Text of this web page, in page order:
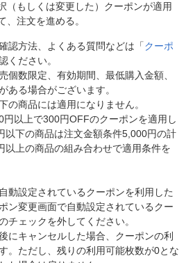
（もしくは変更した）クーポンが適用
、注文を進める。
認方法、よくある質問などは「クーポ
ください。
個数限定、有効期間、最低購入金額、
ある場合がございます。
の商品には適用になりません。
以上で300円OFFのクーポンを適用し
以下の商品は注文金額条件5,000円の計
以上の商品の組み合わせで適用条件を
動設定されているクーポンを利用した
ン変更画面で自動設定されているクー
チェックを外してください。
にキャンセルした場合、クーポンの利
。ただし、残りの利用可能枚数が0とな